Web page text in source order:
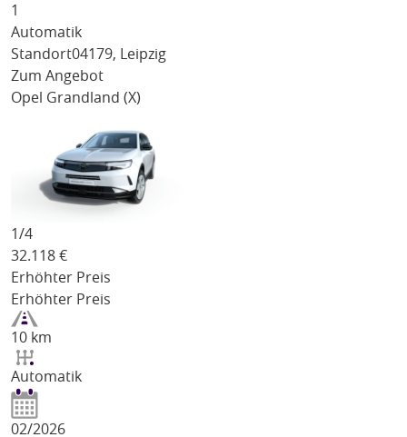
1
Automatik
Standort04179, Leipzig
Zum Angebot
Opel Grandland (X)
1/4
32.118 €
Erhöhter Preis
Erhöhter Preis
10 km
Automatik
02/2026